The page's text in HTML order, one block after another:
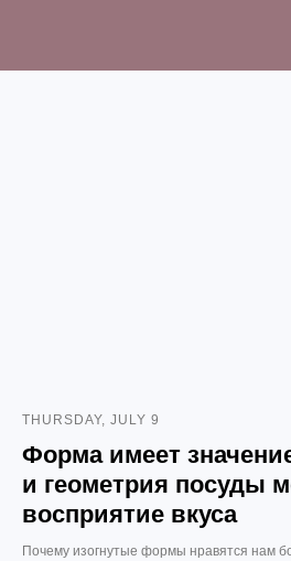
THURSDAY, JULY 9
Форма имеет
и геометрия посуды
восприятие вкуса
Почему изогнутые формы нравятся нам